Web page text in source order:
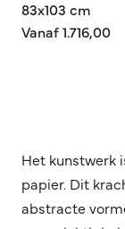
83x103 cm
Vanaf 1.716,00
Het kunstwerk
papier. Dit
abstracte